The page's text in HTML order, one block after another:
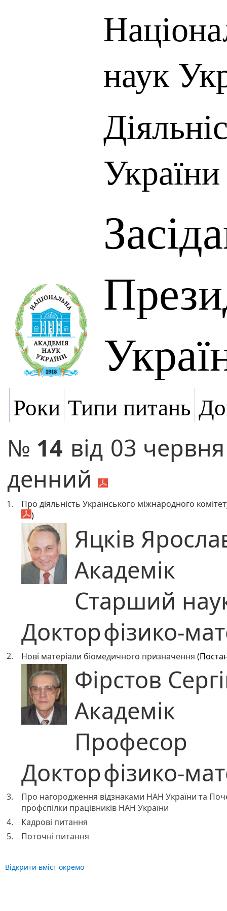
наук
України
Роки Типи питань
№ 14 від 03
денний
1.
Про діяльність Українського міжнародного
)
Яцків
Академік
Старший
Докторфізико-
2. Нові матеріали біомедичного призначення
Фірстов
Академік
Професор
Докторфізико-
3.
Про нагородження відзнаками НАН України та
профспілки працівників НАН України
4.
Кадрові питання
5.
Поточні питання
Відкрити вміст окремо